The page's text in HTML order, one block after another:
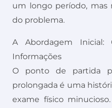
um longo período, mas
do problema.
A Abordagem Inicial:
Informações
O ponto de partida
prolongada é uma
exame físico